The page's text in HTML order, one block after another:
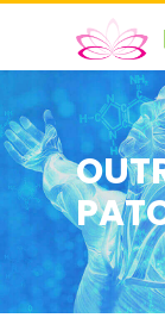
Hit enter